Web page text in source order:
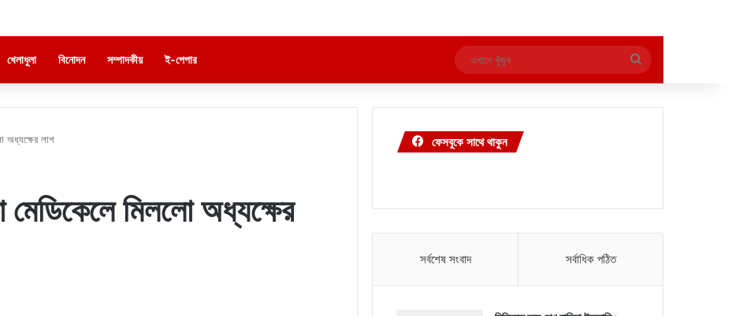
খেলাধুলা বিনোদন সম্পাদকীয় ই-পেপার
এখানে
খুঁজুন
অধ্যক্ষের লাশ
মেডিকেলে মিললো অধ্যক্ষের
ফেসবুকে সাথে থাকুন
সর্বশেষ সংবাদ সর্বাধিক পঠিত